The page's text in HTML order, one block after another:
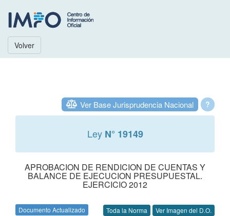
Volver
?
Ver Base Jurisprudencia Nacional
Ley N° 19149
APROBACION DE RENDICION DE CUENTAS Y
BALANCE DE EJECUCION PRESUPUESTAL.
EJERCICIO 2012
Documento Actualizado Toda la Norma Ver Imagen del D.O.